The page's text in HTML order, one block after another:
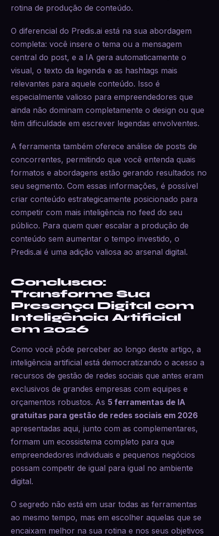
rotina de produção de conteúdo.
O diferencial do Predis.ai está na sua abordagem
completa: você insere o tema ou a mensagem
central do post, e a IA gera automaticamente o
visual, o texto da legenda e as hashtags mais
relevantes para aquele conteúdo. Isso é
especialmente valioso para empreendedores que
ainda não dominam completamente o design ou que
têm dificuldade em escrever legendas envolventes.
A ferramenta também oferece análise de posts de
concorrentes, permitindo que você entenda quais
formatos e abordagens estão gerando resultados no
seu segmento. Com essas informações, é possível
criar conteúdo estrategicamente posicionado para
competir com mais inteligência no feed do seu
público. Para quem quer escalar a produção de
conteúdo sem aumentar o tempo investido, o
Predis.ai é uma adição valiosa ao arsenal digital.
Conclusao:
Transforme Sua
Presença Digital com
Inteligência Artificial
em 2026
Como você pôde perceber ao longo deste artigo, a
inteligência artificial está democratizando o acesso a
recursos de gestão de redes sociais que antes eram
exclusivos de grandes empresas com equipes e
orçamentos robustos. As 5 ferramentas de IA
gratuitas para gestão de redes sociais em 2026
apresentadas aqui, junto com as complementares,
formam um ecossistema completo para que
empreendedores individuais e pequenos negócios
possam competir de igual para igual no ambiente
digital.
O segredo não está em usar todas as ferramentas
ao mesmo tempo, mas em escolher aquelas que se
encaixam melhor na sua rotina e nos seus objetivos